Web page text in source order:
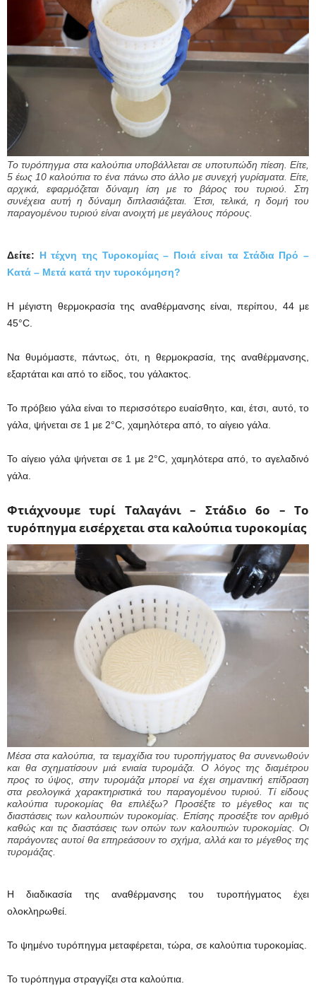
Το τυρόπηγμα στα καλούπια υποβάλλεται σε υποτυπώδη πίεση. Είτε,
5 έως 10 καλούπια το ένα πάνω στο άλλο με συνεχή γυρίσματα. Είτε,
αρχικά, εφαρμόζεται δύναμη ίση με το βάρος του τυριού. Στη
συνέχεια αυτή η δύναμη διπλασιάζεται. Έτσι, τελικά, η δομή του
παραγομένου τυριού είναι ανοιχτή με μεγάλους πόρους.
Δείτε: Η τέχνη της Τυροκομίας – Ποιά είναι τα Στάδια Πρό –
Κατά – Μετά κατά την τυροκόμηση?
Η μέγιστη θερμοκρασία της αναθέρμανσης είναι, περίπου, 44 με
45°C.
Να θυμόμαστε, πάντως, ότι, η θερμοκρασία, της αναθέρμανσης,
εξαρτάται και από το είδος, του γάλακτος.
Το πρόβειο γάλα είναι το περισσότερο ευαίσθητο, και, έτσι, αυτό, το
γάλα, ψήνεται σε 1 με 2°C, χαμηλότερα από, το αίγειο γάλα.
Το αίγειο γάλα ψήνεται σε 1 με 2°C, χαμηλότερα από, το αγελαδινό
γάλα.
Φτιάχνουμε τυρί Ταλαγάνι – Στάδιο 6ο – Το
τυρόπηγμα εισέρχεται στα καλούπια τυροκομίας
Μέσα στα καλούπια, τα τεμαχίδια του τυροπήγματος θα συνενωθούν
και θα σχηματίσουν μιά ενιαία τυρομάζα. Ο λόγος της διαμέτρου
προς το ύψος, στην τυρομάζα μπορεί να έχει σημαντική επίδραση
στα ρεολογικά χαρακτηριστικά του παραγομένου τυριού. Τί είδους
καλούπια τυροκομίας θα επιλέξω? Προσέξτε το μέγεθος και τις
διαστάσεις των καλουπιών τυροκομίας. Επίσης προσέξτε τον αριθμό
καθώς και τις διαστάσεις των οπών των καλουπιών τυροκομίας. Οι
παράγοντες αυτοί θα επηρεάσουν το σχήμα, αλλά και το μέγεθος της
τυρομάζας.
Η διαδικασία της αναθέρμανσης του τυροπήγματος έχει
ολοκληρωθεί.
Το ψημένο τυρόπηγμα μεταφέρεται, τώρα, σε καλούπια τυροκομίας.
Το τυρόπηγμα στραγγίζει στα καλούπια.